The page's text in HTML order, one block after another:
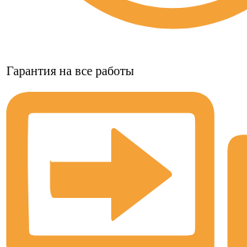
Гарантия на все работы